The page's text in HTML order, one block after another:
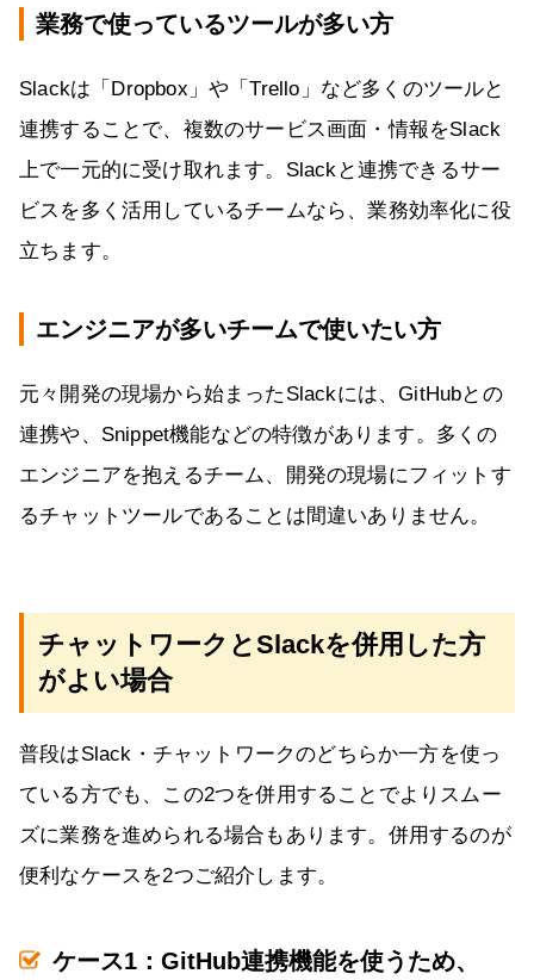
業務で使っているツールが多い方
Slackは「Dropbox」や「Trello」など多くのツールと
連携することで、複数のサービス画面・情報をSlack
上で一元的に受け取れます。Slackと連携できるサー
ビスを多く活用しているチームなら、業務効率化に役
立ちます。
エンジニアが多いチームで使いたい方
元々開発の現場から始まったSlackには、GitHubとの
連携や、Snippet機能などの特徴があります。多くの
エンジニアを抱えるチーム、開発の現場にフィットす
るチャットツールであることは間違いありません。
チャットワークとSlackを併用した方
がよい場合
普段はSlack・チャットワークのどちらか一方を使っ
ている方でも、この2つを併用することでよりスムー
ズに業務を進められる場合もあります。併用するのが
便利なケースを2つご紹介します。
ケース1：GitHub連携機能を使うため、